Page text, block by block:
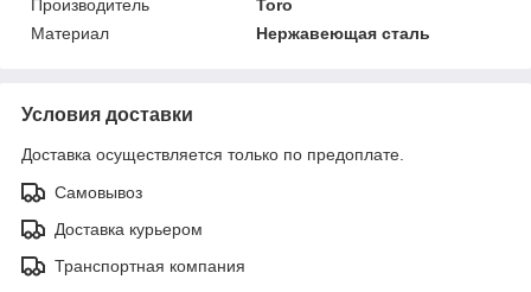
Производитель
Toro
Материал
Нержавеющая сталь
Условия доставки
Доставка осуществляется только по предоплате.
Самовывоз
Доставка курьером
Транспортная компания